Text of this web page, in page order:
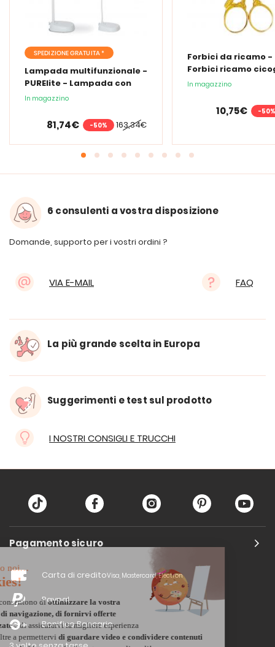
SPEDIZIONE GRATUITA *
Lampada multifunzionale -
PURElite - Lampada con
lente d'ingrandimento
In magazzino
163,34€
81,74€ -50%
Forbici da ricamo -
Forbici ricamo
In magazzino
10,75€ -50%
6 consulenti a vostra disposizione
Domande, supporto per i vostri ordini ?
VIA E-MAIL FAQ
La più grande scelta in Europa
Suggerimenti e test sul prodotto
I NOSTRI CONSIGLI E TRUCCHI
Pagamento sicuro
Carta di creditoVisa, Mastercard, Electron
Paypal
Bonifico Bancario